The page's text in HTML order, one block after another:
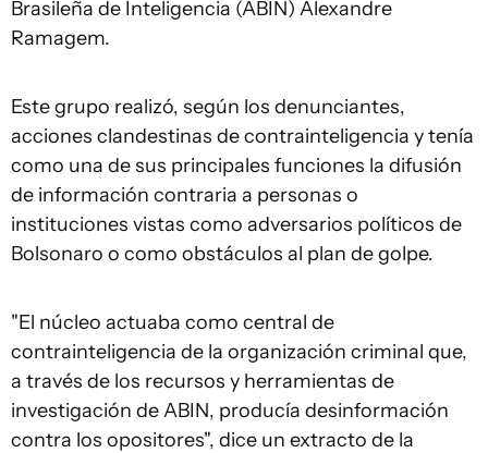
Brasileña de Inteligencia (ABIN) Alexandre
Ramagem.
Este grupo realizó, según los denunciantes,
acciones clandestinas de contrainteligencia y tenía
como una de sus principales funciones la difusión
de información contraria a personas o
instituciones vistas como adversarios políticos de
Bolsonaro o como obstáculos al plan de golpe.
"El núcleo actuaba como central de
contrainteligencia de la organización criminal que,
a través de los recursos y herramientas de
investigación de ABIN, producía desinformación
contra los opositores", dice un extracto de la